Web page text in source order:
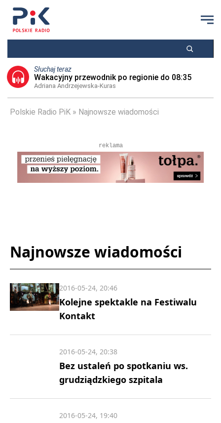
Słuchaj teraz
Wakacyjny przewodnik po regionie do 08:35
Adriana Andrzejewska-Kuras
Polskie Radio PiK Najnowsze wiadomości
reklama
Najnowsze wiadomości
Kolejne spektakle na Festiwalu
Kontakt
2016-05-24, 20:46
Bez ustaleń po spotkaniu ws.
grudziądzkiego szpitala
2016-05-24, 20:38
2016-05-24, 19:40